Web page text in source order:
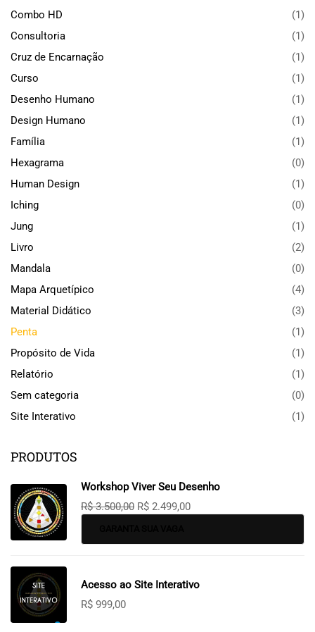
Combo HD
(1)
Consultoria
(1)
Cruz de Encarnação
(1)
Curso
(1)
Desenho Humano
(1)
Design Humano
(1)
Família
(1)
Hexagrama
(0)
Human Design
(1)
Iching
(0)
Jung
(1)
Livro
(2)
Mandala
(0)
Mapa Arquetípico
(4)
Material Didático
(3)
Penta
(1)
Propósito de Vida
(1)
Relatório
(1)
Sem categoria
(0)
Site Interativo
(1)
PRODUTOS
Workshop Viver Seu Desenho
R$3.500,00 R$ 2.499,00
Acesso ao Site Interativo
R$ 999,00